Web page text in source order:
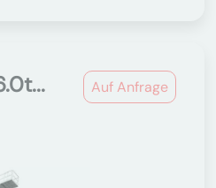
Auf Anfrage